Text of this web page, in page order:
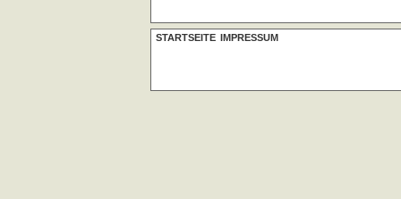
STARTSEITE IMPRESSUM